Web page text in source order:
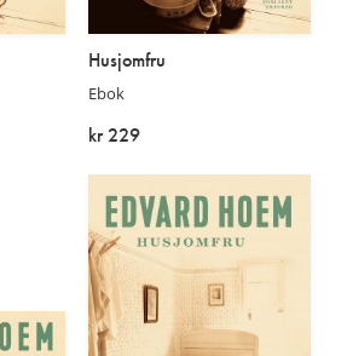
Husjomfru
Ebok
kr 229